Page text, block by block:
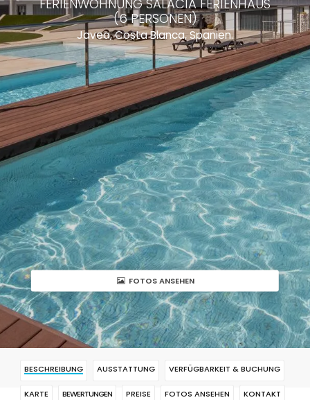
FERIENWOHNUNG SALACIA FERIENHAUS
(6 PERSONEN)
Javea, Costa Blanca, Spanien.
FOTOS ANSEHEN
BESCHREIBUNG AUSSTATTUNG VERFÜGBARKEIT & BUCHUNG
KARTE BEWERTUNGEN PREISE FOTOS ANSEHEN KONTAKT